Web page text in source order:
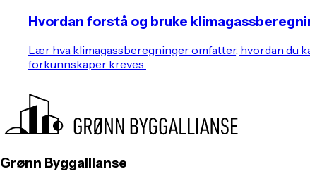
Hvordan forstå og bruke
Lær hva klimagassberegninger omfatter, hvordan du
forkunnskaper kreves.
Grønn Byggallianse